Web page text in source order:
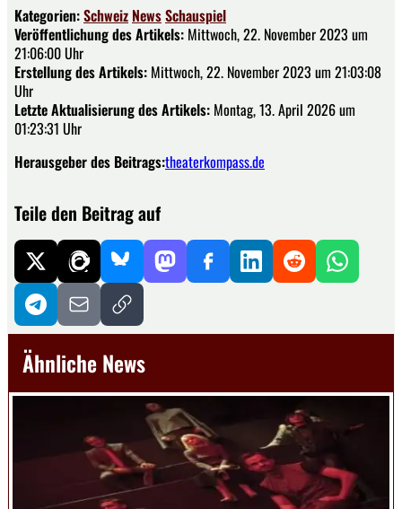
Kategorien:Schweiz NewsSchauspiel
Veröffentlichung des Artikels: Mittwoch, 22. November 2023 um
21:06:00 Uhr
Erstellung des Artikels: Mittwoch, 22. November 2023 um 21:03:08
Uhr
Letzte Aktualisierung des Artikels: Montag, 13. April 2026 um
01:23:31 Uhr
Herausgeber des Beitrags:theaterkompass.de
Teile den Beitrag auf
Ähnliche News